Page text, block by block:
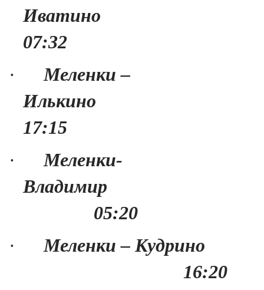
Иватино
07:32
·
Меленки –
Илькино
17:15
·
Меленки-
Владимир
05:20
·
Меленки – Кудрино
16:20